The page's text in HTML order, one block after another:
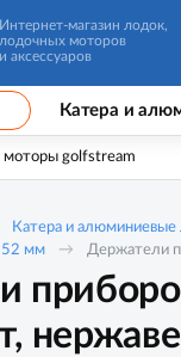
Интернет-магазин лодок,
лодочных моторов
и аксессуаров
Катера и
моторы golfstream
Катера и алюминиевые
52 мм
Держатели